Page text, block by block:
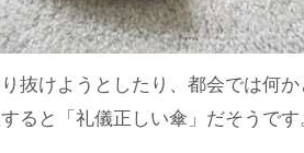
抜けようとしたり、都会では何
ると「礼儀正しい傘」だそうです